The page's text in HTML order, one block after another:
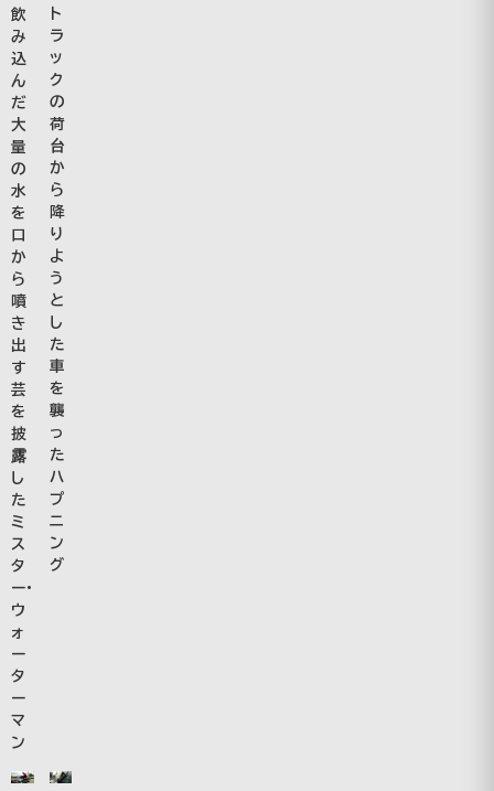
飲
み
込
ん
だ
大
量
の
水
を
口
か
ら
噴
き
出
す
芸
を
披
露
し
た
ミ
ス
タ
ー・
ウ
ォ
ー
タ
ー
マ
ン
ト
ラ
ッ
ク
の
荷
台
か
ら
降
り
よ
う
と
し
た
車
を
襲
っ
た
ハ
プ
ニ
ン
グ